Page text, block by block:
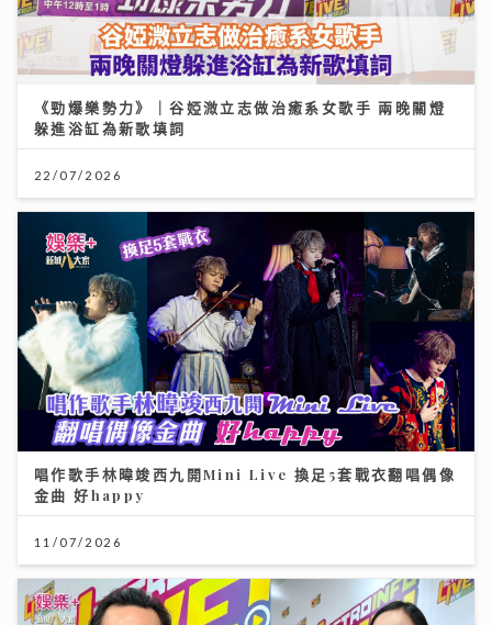
《勁爆樂勢力》｜谷婭溦立志做治癒系女歌手 兩晚關燈
躲進浴缸為新歌填詞
22/07/2026
唱作歌手林暐竣西九開Mini Live 換足5套戰衣翻唱偶像
金曲 好happy
11/07/2026